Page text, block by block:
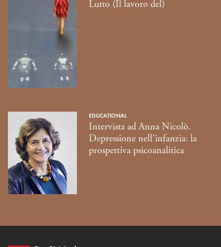
Lutto (Il lavoro del)
EDUCATIONAL
Intervista ad Anna Nicolò.
Depressione nell’infanzia: la
prospettiva psicoanalitica